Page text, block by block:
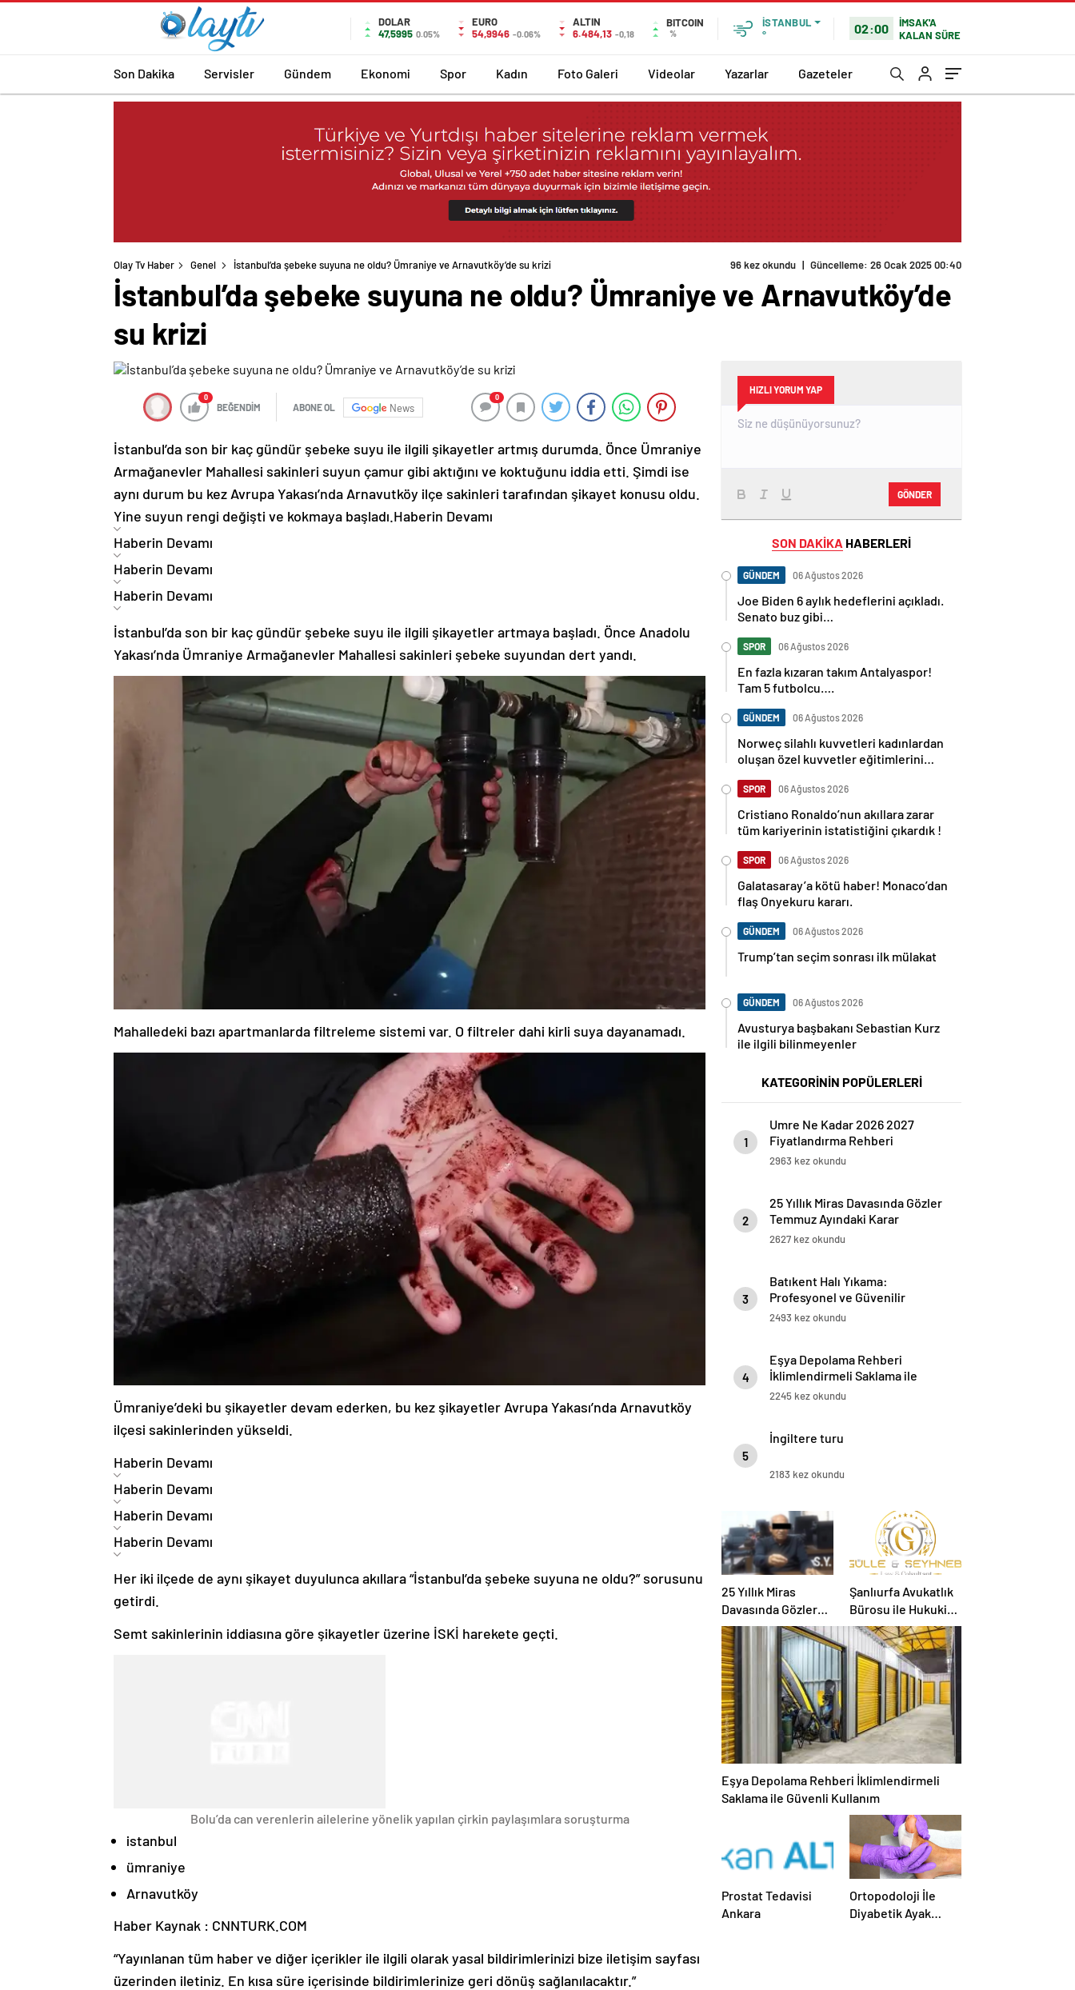
DOLAR
47,5995 0.05%
EURO
54,9946 -0.06%
ALTIN
6.484,13 -0,18
BITCOIN
%
İSTANBUL
°
02:00
İMSAK'A
KALAN SÜRE
Son Dakika Servisler Gündem Ekonomi Spor Kadın Foto Galeri Videolar Yazarlar Gazeteler
Olay Tv Haber Genel İstanbul’da şebeke suyuna ne oldu? Ümraniye ve Arnavutköy’de su krizi 96 kez okundu | Güncelleme: 26 Ocak 2025 00:40
İstanbul’da şebeke suyuna ne oldu? Ümraniye ve Arnavutköy’de
su krizi
0
BEĞENDİM ABONE OL News
0
İstanbul’da son bir kaç gündür şebeke suyu ile ilgili şikayetler artmış durumda. Önce Ümraniye
Armağanevler Mahallesi sakinleri suyun çamur gibi aktığını ve koktuğunu iddia etti. Şimdi ise
aynı durum bu kez Avrupa Yakası’nda Arnavutköy ilçe sakinleri tarafından şikayet konusu oldu.
Yine suyun rengi değişti ve kokmaya başladı.Haberin Devamı
Haberin Devamı
Haberin Devamı
Haberin Devamı
İstanbul’da son bir kaç gündür şebeke suyu ile ilgili şikayetler artmaya başladı. Önce Anadolu
Yakası’nda Ümraniye Armağanevler Mahallesi sakinleri şebeke suyundan dert yandı.
Mahalledeki bazı apartmanlarda filtreleme sistemi var. O filtreler dahi kirli suya dayanamadı.
Ümraniye’deki bu şikayetler devam ederken, bu kez şikayetler Avrupa Yakası’nda Arnavutköy
ilçesi sakinlerinden yükseldi.
Haberin Devamı
Haberin Devamı
Haberin Devamı
Haberin Devamı
Her iki ilçede de aynı şikayet duyulunca akıllara “İstanbul’da şebeke suyuna ne oldu?” sorusunu
getirdi.
Semt sakinlerinin iddiasına göre şikayetler üzerine İSKİ harekete geçti.
Bolu’da can verenlerin ailelerine yönelik yapılan çirkin paylaşımlara soruşturma
istanbul
ümraniye
Arnavutköy
Haber Kaynak : CNNTURK.COM
“Yayınlanan tüm haber ve diğer içerikler ile ilgili olarak yasal bildirimlerinizi bize iletişim sayfası
üzerinden iletiniz. En kısa süre içerisinde bildirimlerinize geri dönüş sağlanılacaktır.”
HIZLI YORUM YAP
GÖNDER
SON DAKİKA HABERLERİ
GÜNDEM 06 Ağustos 2026
Joe Biden 6 aylık hedeflerini açıkladı.
Senato buz gibi…
SPOR 06 Ağustos 2026
En fazla kızaran takım Antalyaspor!
Tam 5 futbolcu….
GÜNDEM 06 Ağustos 2026
Norweç silahlı kuvvetleri kadınlardan
oluşan özel kuvvetler eğitimlerini
SPOR 06 Ağustos 2026
Cristiano Ronaldo’nun akıllara zarar
tüm kariyerinin istatistiğini çıkardık !
SPOR 06 Ağustos 2026
Galatasaray’a kötü haber! Monaco’dan
flaş Onyekuru kararı.
GÜNDEM 06 Ağustos 2026
Trump’tan seçim sonrası ilk mülakat
GÜNDEM 06 Ağustos 2026
Avusturya başbakanı Sebastian Kurz
ile ilgili bilinmeyenler
KATEGORİNİN POPÜLERLERİ
1
Umre Ne Kadar 2026 2027
Fiyatlandırma Rehberi
2963 kez okundu
2
25 Yıllık Miras Davasında Gözler
Temmuz Ayındaki Karar
Duruşmasına Çevrildi
2627 kez okundu
3
Batıkent Halı Yıkama:
Profesyonel ve Güvenilir
Hizmetler
2493 kez okundu
4
Eşya Depolama Rehberi
İklimlendirmeli Saklama ile
Güvenli Kullanım
2245 kez okundu
5
İngiltere turu
2183 kez okundu
25 Yıllık Miras
Davasında Gözler
Temmuz Ayındaki
Karar Duruşmasına
Çevrildi
Şanlıurfa Avukatlık
Bürosu ile Hukuki
Süreci Doğru
Yönetin
Eşya Depolama Rehberi İklimlendirmeli
Saklama ile Güvenli Kullanım
Prostat Tedavisi
Ankara
Ortopodoloji İle
Diyabetik Ayak